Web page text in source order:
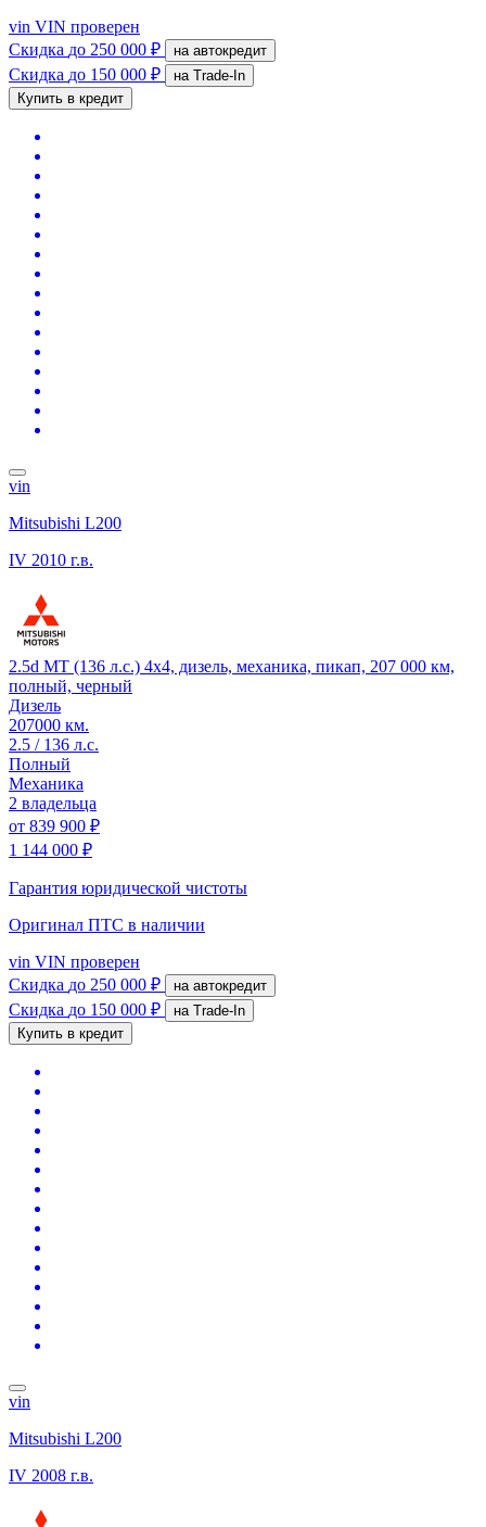
vin VIN проверен
Скидка до 250 000 ₽ на автокредит
Скидка до 150 000 ₽
на Trade-In
Купить в кредит
vin
Mitsubishi L200
IV 2010 г.в.
2.5d MT (136 л.с.) 4x4, дизель, механика, пикап, 207 000 км,
полный, черный
Дизель
207000 км.
2.5 / 136 л.с.
Полный
Механика
2 владельца
от 839 900 ₽
1 144 000 ₽
Гарантия юридической чистоты
Оригинал ПТС в наличии
vin VIN проверен
Скидка до 250 000 ₽ на автокредит
Скидка до 150 000 ₽
на Trade-In
Купить в кредит
vin
Mitsubishi L200
IV 2008 г.в.